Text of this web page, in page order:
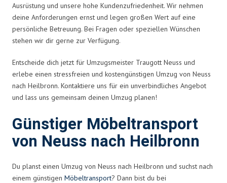
Ausrüstung und unsere hohe Kundenzufriedenheit. Wir nehmen
deine Anforderungen ernst und legen großen Wert auf eine
persönliche Betreuung. Bei Fragen oder speziellen Wünschen
stehen wir dir gerne zur Verfügung.
Entscheide dich jetzt für Umzugsmeister Traugott Neuss und
erlebe einen stressfreien und kostengünstigen Umzug von Neuss
nach Heilbronn. Kontaktiere uns für ein unverbindliches Angebot
und lass uns gemeinsam deinen Umzug planen!
Günstiger Möbeltransport
von Neuss nach Heilbronn
Du planst einen Umzug von Neuss nach Heilbronn und suchst nach
einem günstigen Möbeltransport? Dann bist du bei